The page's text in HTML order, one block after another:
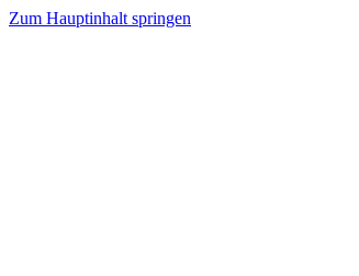
Zum Hauptinhalt springen